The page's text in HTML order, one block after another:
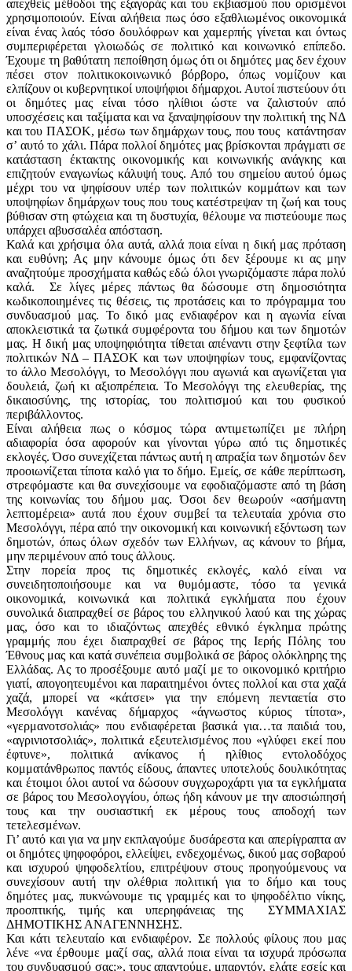
απεχθείς μέθοδοι της εξαγοράς και του εκβιασμού που ορισμένοι
χρησιμοποιούν. Είναι αλήθεια πως όσο εξαθλιωμένος οικονομικά
είναι ένας λαός τόσο δουλόφρων και χαμερπής γίνεται και όντως
συμπεριφέρεται γλοιωδώς σε πολιτικό και κοινωνικό επίπεδο.
Έχουμε τη βαθύτατη πεποίθηση όμως ότι οι δημότες μας δεν έχουν
πέσει στον πολιτικοκοινωνικό βόρβορο, όπως νομίζουν και
ελπίζουν οι κυβερνητικοί υποψήφιοι δήμαρχοι. Αυτοί πιστεύουν ότι
οι δημότες μας είναι τόσο ηλίθιοι ώστε να ζαλιστούν από
υποσχέσεις και ταξίματα και να ξαναψηφίσουν την πολιτική της ΝΔ
και του ΠΑΣΟΚ, μέσω των δημάρχων τους, που τους κατάντησαν
σ’ αυτό το χάλι. Πάρα πολλοί δημότες μας βρίσκονται πράγματι σε
κατάσταση έκτακτης οικονομικής και κοινωνικής ανάγκης και
επιζητούν εναγωνίως κάλυψή τους. Από του σημείου αυτού όμως
μέχρι του να ψηφίσουν υπέρ των πολιτικών κομμάτων και των
υποψηφίων δημάρχων τους που τους κατέστρεψαν τη ζωή και τους
βύθισαν στη φτώχεια και τη δυστυχία, θέλουμε να πιστεύουμε πως
υπάρχει αβυσσαλέα απόσταση.
Καλά και χρήσιμα όλα αυτά, αλλά ποια είναι η δική μας πρόταση
και ευθύνη; Ας μην κάνουμε όμως ότι δεν ξέρουμε κι ας μην
αναζητούμε προσχήματα καθώς εδώ όλοι γνωριζόμαστε πάρα πολύ
καλά. Σε λίγες μέρες πάντως θα δώσουμε στη δημοσιότητα
κωδικοποιημένες τις θέσεις, τις προτάσεις και το πρόγραμμα του
συνδυασμού μας. Το δικό μας ενδιαφέρον και η αγωνία είναι
αποκλειστικά τα ζωτικά συμφέροντα του δήμου και των δημοτών
μας. Η δική μας υποψηφιότητα τίθεται απέναντι στην ξεφτίλα των
πολιτικών ΝΔ – ΠΑΣΟΚ και των υποψηφίων τους, εμφανίζοντας
το άλλο Μεσολόγγι, το Μεσολόγγι που αγωνιά και αγωνίζεται για
δουλειά, ζωή κι αξιοπρέπεια. Το Μεσολόγγι της ελευθερίας, της
δικαιοσύνης, της ιστορίας, του πολιτισμού και του φυσικού
περιβάλλοντος.
Είναι αλήθεια πως ο κόσμος τώρα αντιμετωπίζει με πλήρη
αδιαφορία όσα αφορούν και γίνονται γύρω από τις δημοτικές
εκλογές. Όσο συνεχίζεται πάντως αυτή η απραξία των δημοτών δεν
προοιωνίζεται τίποτα καλό για το δήμο. Εμείς, σε κάθε περίπτωση,
στρεφόμαστε και θα συνεχίσουμε να εφοδιαζόμαστε από τη βάση
της κοινωνίας του δήμου μας. Όσοι δεν θεωρούν «ασήμαντη
λεπτομέρεια» αυτά που έχουν συμβεί τα τελευταία χρόνια στο
Μεσολόγγι, πέρα από την οικονομική και κοινωνική εξόντωση των
δημοτών, όπως όλων σχεδόν των Ελλήνων, ας κάνουν το βήμα,
μην περιμένουν από τους άλλους.
Στην πορεία προς τις δημοτικές εκλογές, καλό είναι να
συνειδητοποιήσουμε και να θυμόμαστε, τόσο τα γενικά
οικονομικά, κοινωνικά και πολιτικά εγκλήματα που έχουν
συνολικά διαπραχθεί σε βάρος του ελληνικού λαού και της χώρας
μας, όσο και το ιδιαζόντως απεχθές εθνικό έγκλημα πρώτης
γραμμής που έχει διαπραχθεί σε βάρος της Ιερής Πόλης του
Έθνους μας και κατά συνέπεια συμβολικά σε βάρος ολόκληρης της
Ελλάδας. Ας το προσέξουμε αυτό μαζί με το οικονομικό κριτήριο
γιατί, απογοητευμένοι και παραιτημένοι όντες πολλοί και στα χαζά
χαζά, μπορεί να «κάτσει» για την επόμενη πενταετία στο
Μεσολόγγι κανένας δήμαρχος «άγνωστος κύριος τίποτα»,
«γερμανοτσολιάς» που ενδιαφέρεται βασικά για…τα παιδιά του,
«αγρινιοτσολιάς», πολιτικά εξευτελισμένος που «γλύφει εκεί που
έφτυνε», πολιτικά ανίκανος ή ηλίθιος εντολοδόχος
κομματάνθρωπος παντός είδους, άπαντες υποτελούς δουλικότητας
και έτοιμοι όλοι αυτοί να δώσουν συγχωροχάρτι για τα εγκλήματα
σε βάρος του Μεσολογγίου, όπως ήδη κάνουν με την αποσιώπησή
τους και την ουσιαστική εκ μέρους τους αποδοχή των
τετελεσμένων.
Γι’ αυτό και για να μην εκπλαγούμε δυσάρεστα και απερίγραπτα αν
οι δημότες ψηφοφόροι, ελλείψει, ενδεχομένως, δικού μας σοβαρού
και ισχυρού ψηφοδελτίου, επιτρέψουν στους προηγούμενους να
συνεχίσουν αυτή την ολέθρια πολιτική για το δήμο και τους
δημότες μας, πυκνώνουμε τις γραμμές και το ψηφοδέλτιο νίκης,
προοπτικής, τιμής και υπερηφάνειας της ΣΥΜΜΑΧΙΑΣ
ΔΗΜΟΤΙΚΗΣ ΑΝΑΓΕΝΝΗΣΗΣ.
Και κάτι τελευταίο και ενδιαφέρον. Σε πολλούς φίλους που μας
λένε «να έρθουμε μαζί σας, αλλά ποια είναι τα ισχυρά πρόσωπα
του συνδυασμού σας;», τους απαντούμε, μπαρντόν, ελάτε εσείς και